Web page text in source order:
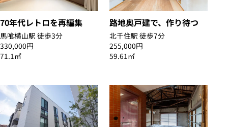
70年代レトロを再編集
馬喰横山駅 徒歩3分
330,000円
71.1㎡
路地奥戸建で、作り待つ
北千住駅 徒歩7分
255,000円
59.61㎡